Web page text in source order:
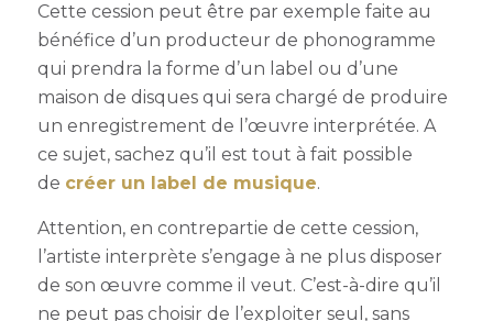
Cette cession peut être par exemple faite au
bénéfice d’un producteur de phonogramme
qui prendra la forme d’un label ou d’une
maison de disques qui sera chargé de produire
un enregistrement de l’œuvre interprétée. A
ce sujet, sachez qu’il est tout à fait possible
de créer un label de musique.
Attention, en contrepartie de cette cession,
l’artiste interprète s’engage à ne plus disposer
de son œuvre comme il veut. C’est-à-dire qu’il
ne peut pas choisir de l’exploiter seul, sans